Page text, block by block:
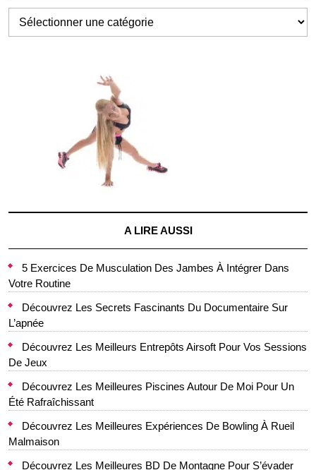
TOUTES
A LIRE AUSSI
5 Exercices De Musculation Des Jambes À Intégrer Dans
Votre Routine
Découvrez Les Secrets Fascinants Du Documentaire Sur
L’apnée
Découvrez Les Meilleurs Entrepôts Airsoft Pour Vos Sessions
De Jeux
Découvrez Les Meilleures Piscines Autour De Moi Pour Un
Été Rafraîchissant
Découvrez Les Meilleures Expériences De Bowling À Rueil
Malmaison
Découvrez Les Meilleures BD De Montagne Pour S’évader